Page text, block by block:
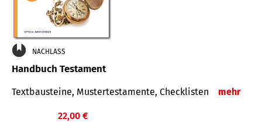
NACHLASS
Handbuch Testament
Textbausteine, Mustertestamente, Checklisten mehr
22,00 €